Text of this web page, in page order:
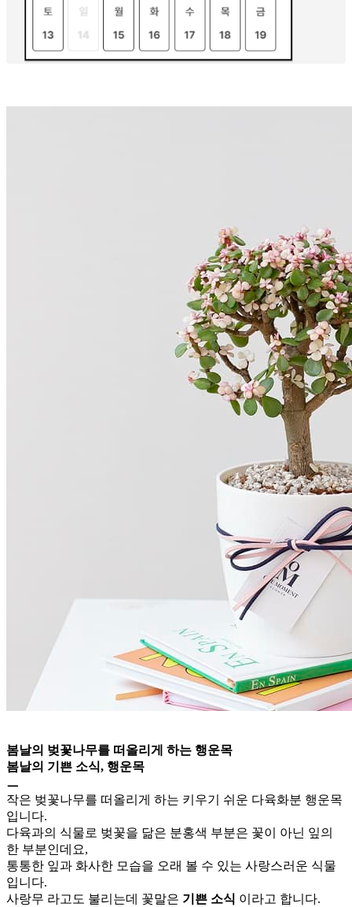
봄날의 벚꽃나무를 떠올리게 하는 행운목
봄날의 기쁜 소식, 행운목
ㅡ
작은 벚꽃나무를 떠올리게 하는 키우기 쉬운 다육화분 행운목
입니다.
다육과의 식물로 벚꽃을 닮은 분홍색 부분은 꽃이 아닌 잎의
한 부분인데요,
통통한 잎과 화사한 모습을 오래 볼 수 있는 사랑스러운 식물
입니다.
사랑무 라고도 불리는데 꽃말은 기쁜 소식 이라고 합니다.